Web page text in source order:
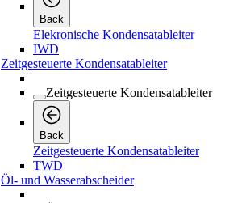
Back
Elekronische Kondensatableiter
IWD
Zeitgesteuerte Kondensatableiter
Zeitgesteuerte Kondensatableiter
Back
Zeitgesteuerte Kondensatableiter
TWD
Öl- und Wasserabscheider